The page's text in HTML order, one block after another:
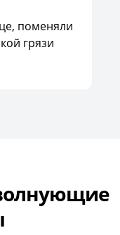
поменяли
грязи